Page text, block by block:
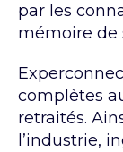
par les
mémoire de
complètes
retraités.
l’industrie,